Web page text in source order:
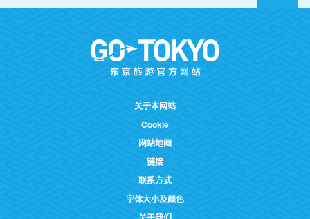
关于本网站
Cookie
网站地图
链接
联系方式
字体大小及颜色